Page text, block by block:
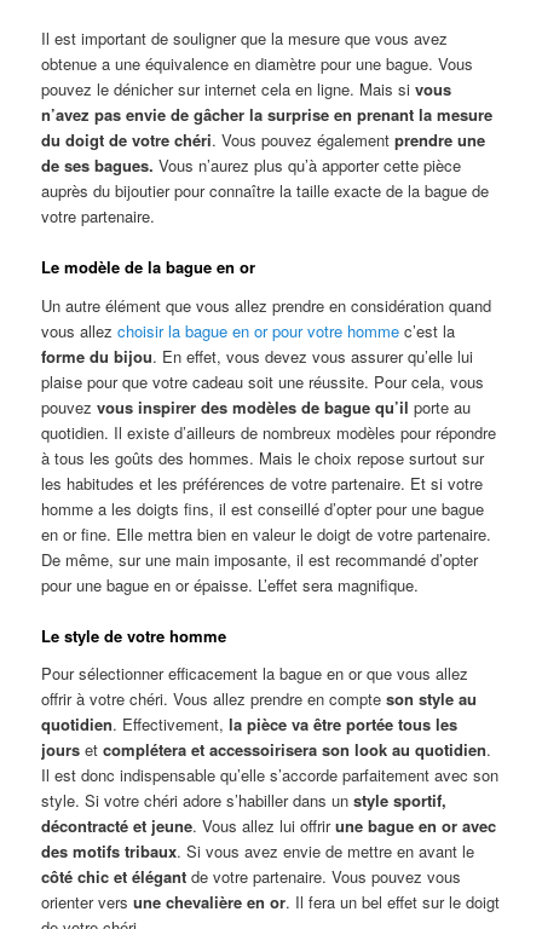
Il est important de souligner que la mesure que vous avez
obtenue a une équivalence en diamètre pour une bague. Vous
pouvez le dénicher sur internet cela en ligne. Mais sivous
n’avez pas envie de gâcher la surprise en prenant la mesure
du doigt de votre chéri. Vous pouvez égalementprendre une
de ses bagues. Vous n’aurez plus qu’à apporter cette pièce
auprès du bijoutier pour connaître la taille exacte de la bague de
votre partenaire.
Le modèle de la bague en or
Un autre élément que vous allez prendre en considération quand
vous allezchoisir la bague en or pour votre homme c’est la
forme du bijou. En effet, vous devez vous assurer qu’elle lui
plaise pour que votre cadeau soit une réussite. Pour cela, vous
pouvezvous inspirer des modèles de bague qu’ilporte au
quotidien. Il existe d’ailleurs de nombreux modèles pour répondre
à tous les goûts des hommes. Mais le choix repose surtout sur
les habitudes et les préférences de votre partenaire. Et si votre
homme a les doigts fins, il est conseillé d’opter pour une bague
en or fine. Elle mettra bien en valeur le doigt de votre partenaire.
De même, sur une main imposante, il est recommandé d’opter
pour une bague en or épaisse. L’effet sera magnifique.
Le style de votre homme
Pour sélectionner efficacement la bague en or que vous allez
offrir à votre chéri. Vous allez prendre en compteson style au
quotidien. Effectivement,la pièce va être portée tous les
jours etcomplétera et accessoirisera son look au quotidien.
Il est donc indispensable qu’elle s’accorde parfaitement avec son
style. Si votre chéri adore s’habiller dans unstyle sportif,
décontracté et jeune. Vous allez lui offrirune bague en or avec
des motifs tribaux. Si vous avez envie de mettre en avant le
côté chic et élégant de votre partenaire. Vous pouvez vous
orienter versune chevalière en or. Il fera un bel effet sur le doigt